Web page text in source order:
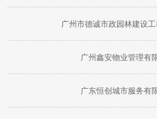
广州市德诚市政园林建设工
广州鑫安物业管理有
广东恒创城市服务有